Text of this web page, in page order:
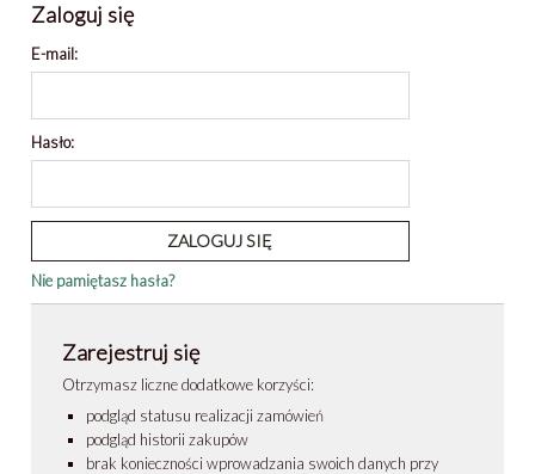
Zaloguj się
E-mail:
Hasło:
ZALOGUJ SIĘ
Nie pamiętasz hasła?
Zarejestruj się
Otrzymasz liczne dodatkowe korzyści:
podgląd statusu realizacji zamówień
podgląd historii zakupów
brak konieczności wprowadzania swoich danych przy